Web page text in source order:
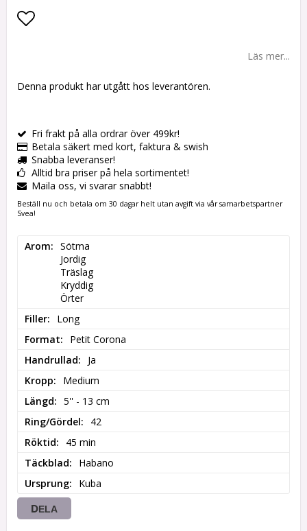
Läs mer...
Denna produkt har utgått hos leverantören.
Fri frakt på alla ordrar över 499kr!
Betala säkert med kort, faktura & swish
Snabba leveranser!
Alltid bra priser på hela sortimentet!
Maila oss, vi svarar snabbt!
Beställ nu och betala om 30 dagar helt utan avgift via vår samarbetspartner
Svea!
Arom
Sötma
Jordig
Träslag
Kryddig
Örter
Filler
Long
Format
Petit Corona
Handrullad
Ja
Kropp
Medium
Längd
5'' - 13 cm
Ring/Gördel
42
Röktid
45 min
Täckblad
Habano
Ursprung
Kuba
DELA